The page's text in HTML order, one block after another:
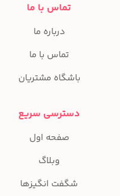
تماس با ما
درباره ما
تماس با ما
باشگاه مشتریان
دسترسی سریع
صفحه اول
وبلاگ
شگفت انگیزها